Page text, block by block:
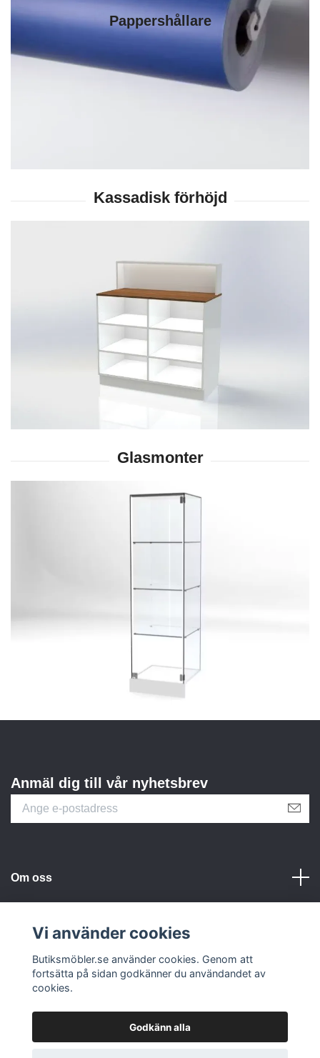
Pappershållare
Anmäl dig till vår nyhetsbrev
Om oss
Sociala medier
Vi använder cookies
Butiksmöbler.se använder cookies. Genom att
fortsätta på sidan godkänner du användandet av
cookies.
Godkänn alla